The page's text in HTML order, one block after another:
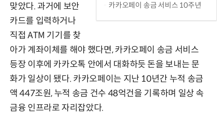
카카오페이 송금 서비스 10주년
맞았다. 과거에 보안
카드를 입력하거나
직접 ATM 기기를 찾
아가 계좌이체를 해야 했다면, 카카오페이 송금 서비스
등장 이후에 카카오톡 안에서 대화하듯 돈을 보내는 문
화가 일상이 됐다. 카카오페이는 지난 10년간 누적 송금
액 447조원, 누적 송금 건수 48억건을 기록하며 일상 속
금융 인프라로 자리잡았다.